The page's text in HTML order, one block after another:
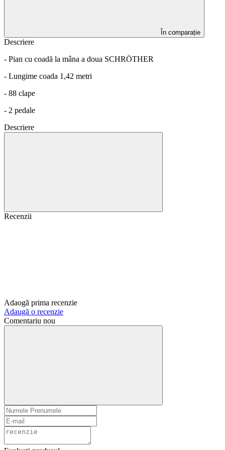
În comparație
Descriere
- Pian cu coadă la mâna a doua SCHRÖTHER
- Lungime coada 1,42 metri
- 88 clape
- 2 pedale
Descriere
Recenzii
Adaogă prima recenzie
Adaugă o recenzie
Comentariu nou